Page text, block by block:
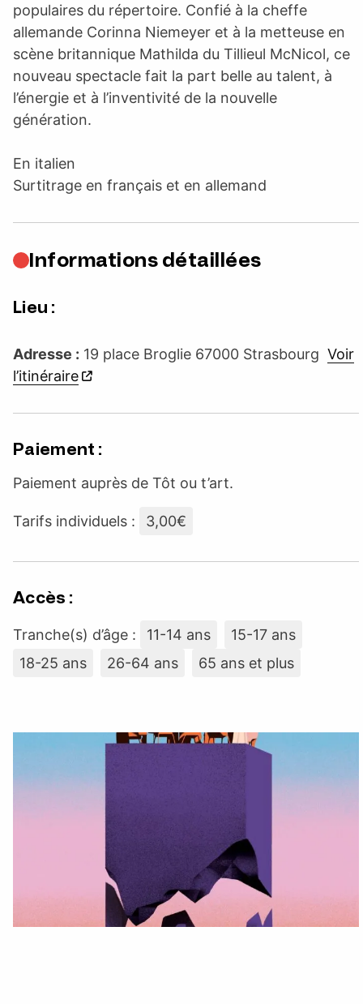
populaires du répertoire. Confié à la cheffe
allemande Corinna Niemeyer et à la metteuse en
scène britannique Mathilda du Tillieul McNicol, ce
nouveau spectacle fait la part belle au talent, à
l’énergie et à l’inventivité de la nouvelle
génération.
En italien
Surtitrage en français et en allemand
Informations détaillées
Lieu :
Adresse : 19 place Broglie 67000 Strasbourg Voir
l’itinéraire
Paiement :
Paiement auprès de Tôt ou t’art.
Tarifs individuels : 3,00€
Accès :
Tranche(s) d’âge : 11-14 ans
15-17 ans
18-25 ans
26-64 ans 65 ans et plus